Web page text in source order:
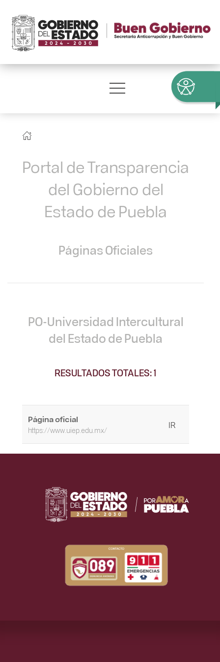
Portal de Transparencia
del Gobierno del
Estado de Puebla
Páginas Oficiales
PO-Universidad Intercultural
del Estado de Puebla
RESULTADOS TOTALES: 1
Página oficial
https://www.uiep.edu.mx/ IR